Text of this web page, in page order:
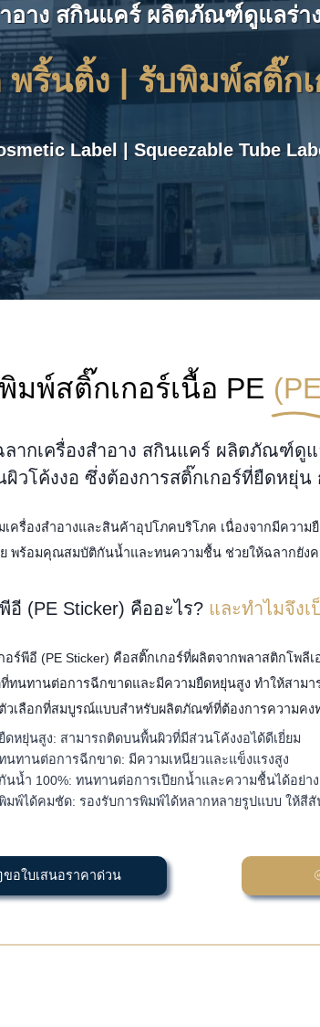
ำอาง สกินแคร์ ผลิตภัณฑ์ดูแลร่
พริ้นติ้ง | รับพิมพ์สติ๊กเ
Label | Squeezable Tube
มพ์สติ๊กเกอร์เนื้อ PE
ลากเครื่องสำอาง สกินแคร์ ผลิตภัณฑ์ดู
โค้งงอ ซึ่งต้องการสติ๊กเกอร์ที่ยืดหยุ่น
ครื่องสำอางและสินค้าอุปโภคบริโภค เนื่องจากมีคว
พร้อมคุณสมบัติกันน้ำและทนความชื้น ช่วยให้ฉลากยัง
อี (PE Sticker) คืออะไร? และทำไมจึง
อร์พีอี (PE Sticker) คือสติ๊กเกอร์ที่ผลิตจากพลาสติกโพลีเ
ทนทานต่อการฉีกขาดและมีความยืดหยุ่นสูง ทำให้สามา
ตัวเลือกที่สมบูรณ์แบบสำหรับผลิตภัณฑ์ที่ต้องการความค
ดหยุ่นสูง: สามารถติดบนพื้นผิวที่มีส่วนโค้งงอได้ดีเยี่ยม
นทานต่อการฉีกขาด: มีความเหนียวและแข็งแรงสูง
กันน้ำ 100%: ทนทานต่อการเปียกน้ำและความชื้นได้อย่า
มพ์ได้คมชัด: รองรับการพิมพ์ได้หลากหลายรูปแบบ ให้สี
ขอใบเสนอราคาด่วน